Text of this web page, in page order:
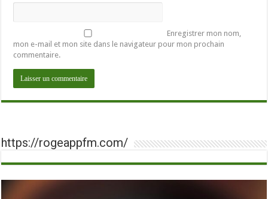
Enregistrer mon nom,
mon e-mail et mon site dans le navigateur pour mon prochain
commentaire.
https://rogeappfm.com/